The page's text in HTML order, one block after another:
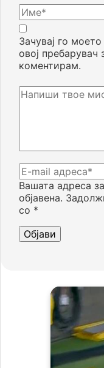
Вашата адреса
објавена.
со *
Зачувај го
овој пребарувач
коментирам.